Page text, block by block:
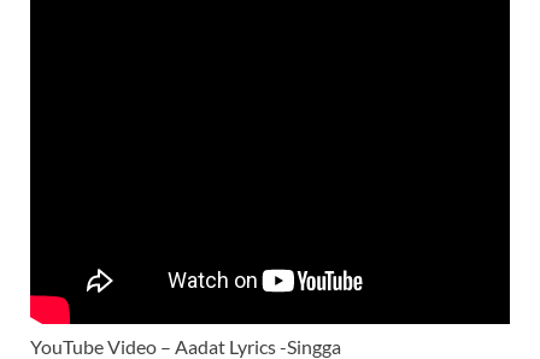
YouTube Video – Aadat Lyrics -Singga